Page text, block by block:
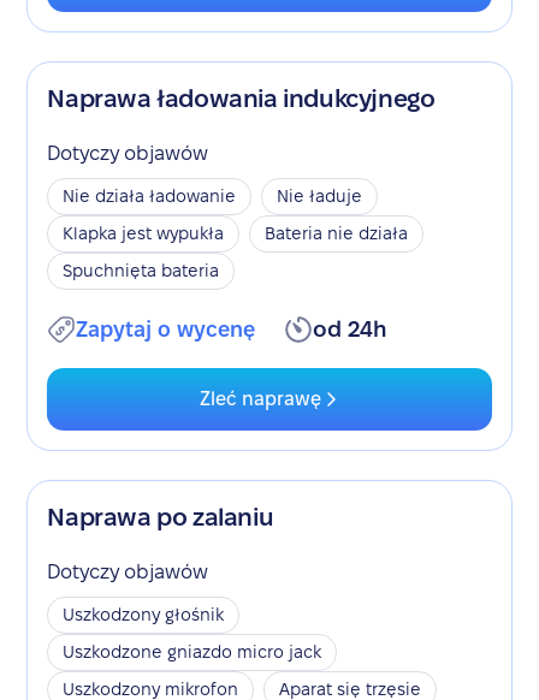
Naprawa ładowania indukcyjnego
Dotyczy objawów
Nie działa ładowanie
Nie ładuje
Klapka jest wypukła
Bateria nie działa
Spuchnięta bateria
Zapytaj o wycenę od 24h
Zleć naprawę
Naprawa po zalaniu
Dotyczy objawów
Uszkodzony głośnik
Uszkodzone gniazdo micro jack
Uszkodzony mikrofon
Aparat się trzęsie